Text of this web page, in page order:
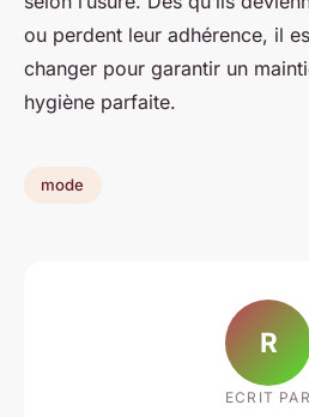
ou perdent leur adhérence, il
changer pour garantir un
hygiène parfaite.
mode
R
ECRIT PAR